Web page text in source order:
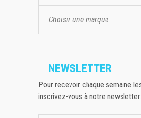
Choisir une marque
NEWSLETTER
Pour recevoir chaque semaine
inscrivez-vous à notre newsletter: